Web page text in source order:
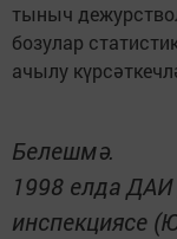
тыныч
бозулар
ачылу
Белешмә.
1998 елда ДАИ
инспекциясе